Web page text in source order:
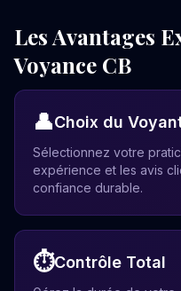
Les Avantages
Voyance CB
👤Choix du
Sélectionnez votre
expérience et les avis
confiance durable.
⏱️Contrôle Total